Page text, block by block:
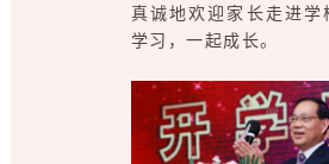
真诚地欢迎家长走进学
学习，一起成长。